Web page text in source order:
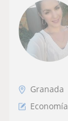
Granada
Economía